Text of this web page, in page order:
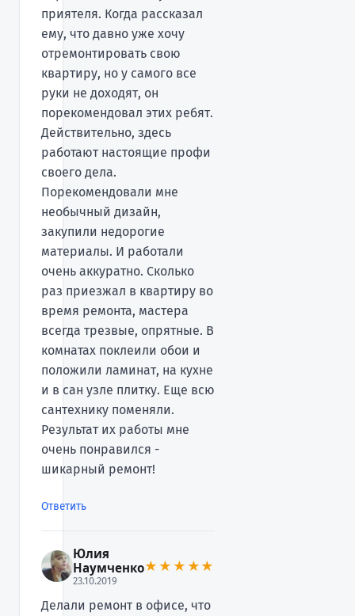
приятеля. Когда рассказал
ему, что давно уже хочу
отремонтировать свою
квартиру, но у самого все
руки не доходят, он
порекомендовал этих ребят.
Действительно, здесь
работают настоящие профи
своего дела.
Порекомендовали мне
необычный дизайн,
закупили недорогие
материалы. И работали
очень аккуратно. Сколько
раз приезжал в квартиру во
время ремонта, мастера
всегда трезвые, опрятные. В
комнатах поклеили обои и
положили ламинат, на кухне
и в сан узле плитку. Еще всю
сантехнику поменяли.
Результат их работы мне
очень понравился -
шикарный ремонт!
Ответить
Юлия
Наумченко
23.10.2019
★★★★★
Делали ремонт в офисе, что